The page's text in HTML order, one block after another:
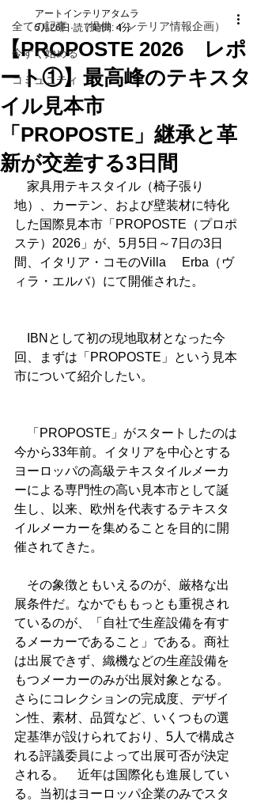
全ての記事 （提供 インテリア情報企画）
今すぐ始める
コミュニティ
【PROPOSTE 2026 レポ
ート①】最高峰のテキスタ
イル見本市
「PROPOSTE」継承と革
新が交差する3日間
アートインテリアタムラ
5月26日 読了時間: 4分
家具用テキスタイル（椅子張り
地）、カーテン、および壁装材に特化
した国際見本市「PROPOSTE（プロポ
ステ）2026」が、5月5日～7日の3日
間、イタリア・コモのVilla 　Erba（ヴ
ィラ・エルバ）にて開催された。
IBNとして初の現地取材となった今
回、まずは「PROPOSTE」という見本
市について紹介したい。
「PROPOSTE」がスタートしたのは
今から33年前。イタリアを中心とする
ヨーロッパの高級テキスタイルメーカ
ーによる専門性の高い見本市として誕
生し、以来、欧州を代表するテキスタ
イルメーカーを集めることを目的に開
催されてきた。
その象徴ともいえるのが、厳格な出
展条件だ。なかでももっとも重視され
ているのが、「自社で生産設備を有す
るメーカーであること」である。商社
は出展できず、織機などの生産設備を
もつメーカーのみが出展対象となる。
さらにコレクションの完成度、デザイ
ン性、素材、品質など、いくつもの選
定基準が設けられており、5人で構成さ
れる評議委員によって出展可否が決定
される。　近年は国際化も進展してい
る。当初はヨーロッパ企業のみでスタ